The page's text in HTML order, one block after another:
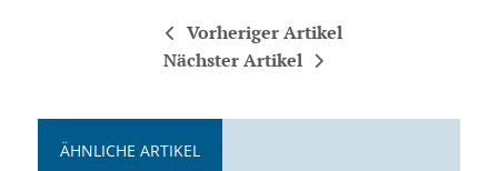
Vorheriger Artikel
Nächster Artikel
ÄHNLICHE ARTIKEL